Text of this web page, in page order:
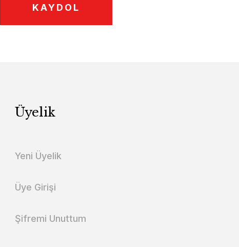
KAYDOL
Üyelik
Yeni Üyelik
Üye Girişi
Şifremi Unuttum